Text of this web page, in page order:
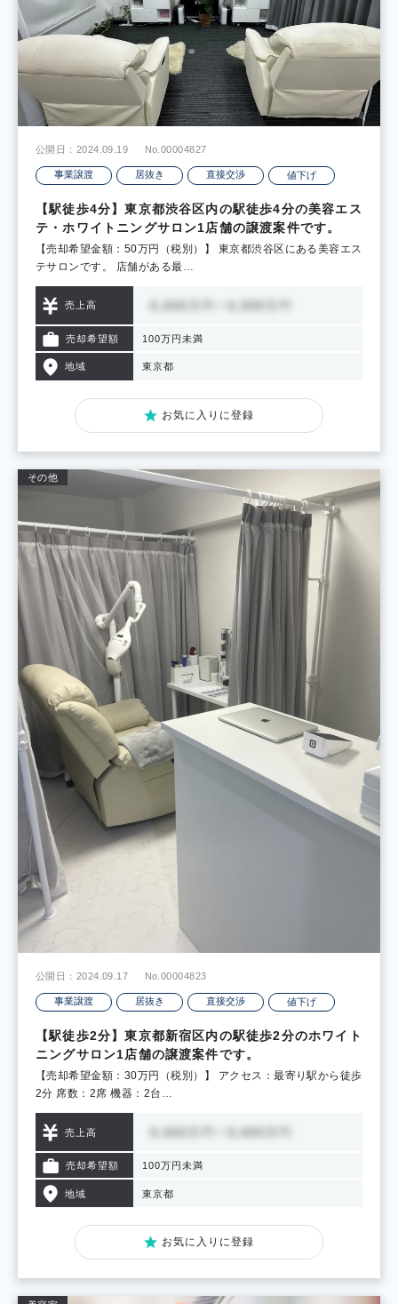
公開日：2024.09.19 No.00004827
事業譲渡 居抜き 直接交渉 値下げ
【駅徒歩4分】東京都渋谷区内の駅徒歩4分の美容エス
テ・ホワイトニングサロン1店舗の譲渡案件です。
【売却希望金額：50万円（税別）】 東京都渋谷区にある美容エス
テサロンです。 店舗がある最…
売上高
売却希望額 100万円未満
地域 東京都
お気に入りに登録
その他
公開日：2024.09.17 No.00004823
事業譲渡 居抜き 直接交渉 値下げ
【駅徒歩2分】東京都新宿区内の駅徒歩2分のホワイト
ニングサロン1店舗の譲渡案件です。
【売却希望金額：30万円（税別）】 アクセス：最寄り駅から徒歩
2分 席数：2席 機器：2台…
売上高
売却希望額 100万円未満
地域 東京都
お気に入りに登録